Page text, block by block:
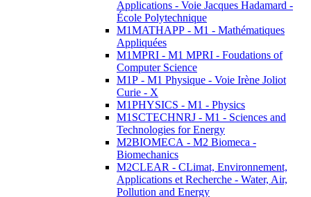
Applications - Voie Jacques Hadamard -
École Polytechnique
M1MATHAPP - M1 - Mathématiques
Appliquées
M1MPRI - M1 MPRI - Foudations of
Computer Science
M1P - M1 Physique - Voie Irène Joliot
Curie - X
M1PHYSICS - M1 - Physics
M1SCTECHNRJ - M1 - Sciences and
Technologies for Energy
M2BIOMECA - M2 Biomeca -
Biomechanics
M2CLEAR - CLimat, Environnement,
Applications et Recherche - Water, Air,
Pollution and Energy